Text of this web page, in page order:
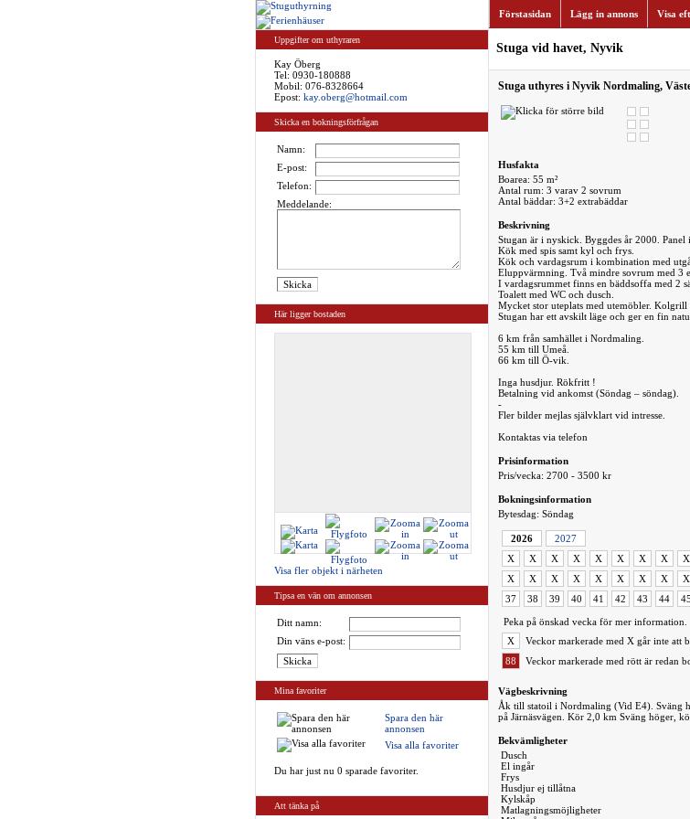
Uppgifter om uthyraren
Kay Öberg
Tel: 0930-180888
Mobil: 076-8328664
Epost: kay.oberg@hotmail.com
Skicka en bokningsförfrågan
Namn:
E-post:
Telefon:
Meddelande:
Här ligger bostaden
Visa fler objekt i närheten
Tipsa en vän om annonsen
Ditt namn:
Din väns e-post:
Mina favoriter
Spara den här
annonsen
Visa alla favoriter
Du har just nu 0 sparade favoriter.
Att tänka på
Förstasidan Lägg in annons Visa
Stuga vid havet, Nyvik
Stuga uthyres i Nyvik Nordmaling,
Husfakta
Boarea: 55 m²
Antal rum: 3 varav 2 sovrum
Antal bäddar: 3+2 extrabäddar
Beskrivning
Stugan är i nyskick. Byggdes år 2000. Panel
Kök med spis samt kyl och frys.
Kök och vardagsrum i kombination med
Eluppvärmning. Två mindre sovrum med 3
I vardagsrummet finns en bäddsoffa med 2
Toalett med WC och dusch.
Mycket stor uteplats med utemöbler. Kolgrill
Stugan har ett avskilt läge och ger en fin
6 km från samhället i Nordmaling.
55 km till Umeå.
66 km till Ö-vik.
Inga husdjur. Rökfritt !
Betalning vid ankomst (Söndag – söndag).
-
Fler bilder mejlas självklart vid intresse.
Kontaktas via telefon
Prisinformation
Pris/vecka: 2700 - 3500 kr
Bokningsinformation
Bytesdag: Söndag
2026
2027
X
X X X X X X X X
X
X X X X X X X X
37
38 39 40 41 42 43 44 45
Peka på önskad vecka för mer information.
X
Veckor markerade med X går inte att
88
Veckor markerade med rött är redan
Vägbeskrivning
Åk till statoil i Nordmaling (Vid E4). Sväng
på Järnäsvägen. Kör 2,0 km Sväng höger,
Bekvämligheter
Dusch
El ingår
Frys
Husdjur ej tillåtna
Kylskåp
Matlagningsmöjligheter